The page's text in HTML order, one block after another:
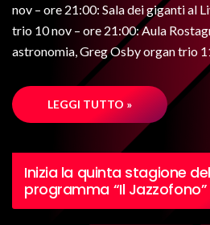
nov – ore 21:00: Sala dei giganti al
trio 10 nov – ore 21:00: Aula
astronomia, Greg Osby organ trio
LEGGI TUTTO »
Inizia la quinta stagione del
programma “Il Jazzofono”